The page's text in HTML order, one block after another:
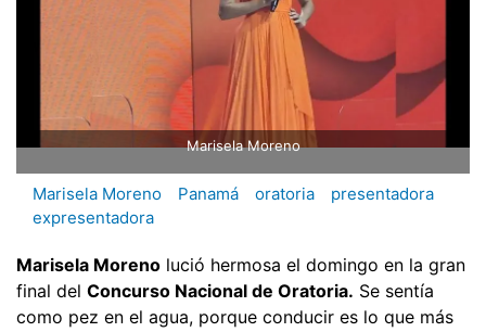
Marisela Moreno
Marisela Moreno Panamá oratoria
presentadora
expresentadora
Marisela Moreno lució hermosa el domingo en la gran
final del Concurso Nacional de Oratoria. Se sentía
como pez en el agua, porque conducir es lo que más